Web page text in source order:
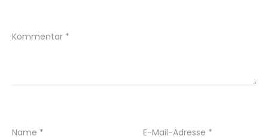
Kommentar *
Name * E-Mail-Adresse *